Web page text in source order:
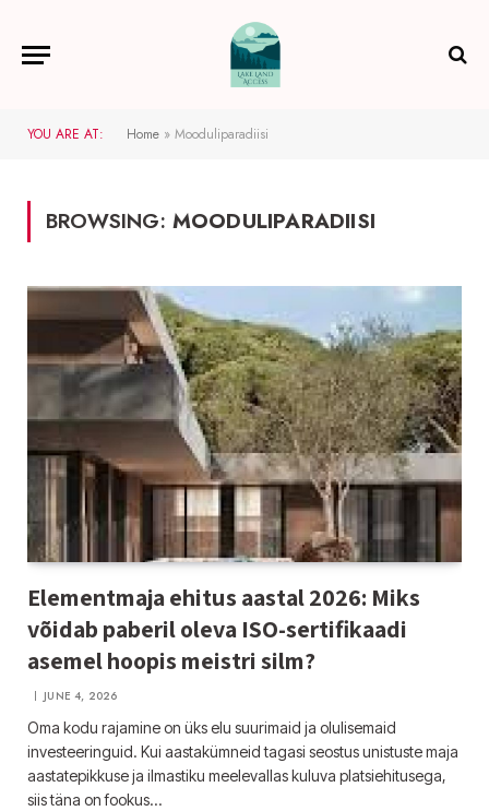
YOU ARE AT: Home » Mooduliparadiisi
BROWSING: MOODULIPARADIISI
Elementmaja ehitus aastal 2026: Miks
võidab paberil oleva ISO-sertifikaadi
asemel hoopis meistri silm?
JUNE 4, 2026
Oma kodu rajamine on üks elu suurimaid ja olulisemaid
investeeringuid. Kui aastakümneid tagasi seostus unistuste maja
aastatepikkuse ja ilmastiku meelevallas kuluva platsiehitusega,
siis täna on fookus…